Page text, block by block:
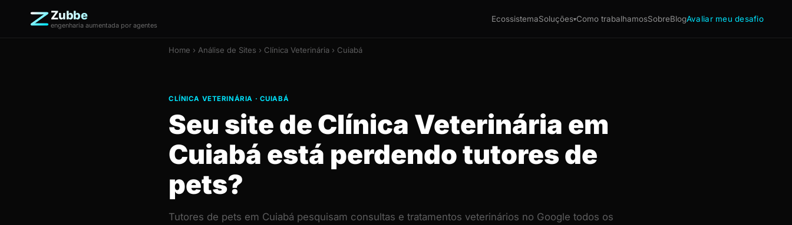
Zubbe
engenharia aumentada por agentes
EcossistemaSoluções▾Como trabalhamosSobreBlogAvaliar meu desafio
Home › Análise de Sites › Clínica Veterinária › Cuiabá
CLÍNICA VETERINÁRIA · CUIABÁ
Seu site de Clínica Veterinária em
Cuiabá está perdendo tutores de
pets?
Tutores de pets em Cuiabá pesquisam consultas e tratamentos veterinários no Google todos os